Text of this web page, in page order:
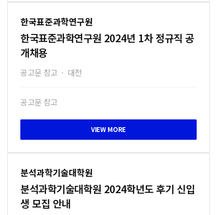
한국표준과학연구원
한국표준과학연구원 2024년 1차 정규직 공
개채용
공고문 참고 · 대전
공고문 참고
분석과학기술대학원
분석과학기술대학원 2024학년도 후기 신입
생 모집 안내